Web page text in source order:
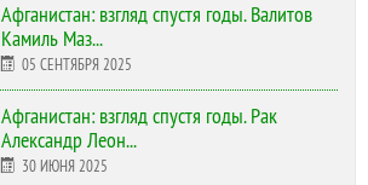
Афганистан: взгляд спустя годы. Валитов
Камиль Маз...
05 СЕНТЯБРЯ 2025
Афганистан: взгляд спустя годы. Рак
Александр Леон...
30 ИЮНЯ 2025